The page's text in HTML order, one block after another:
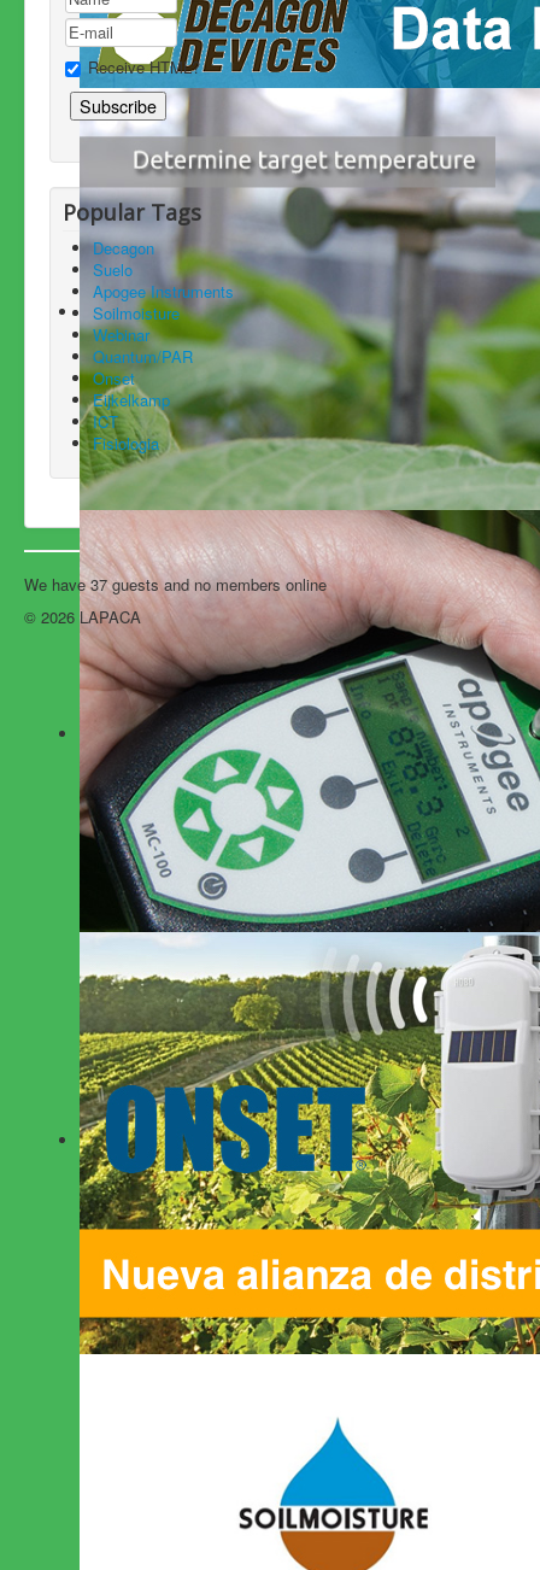
Receive HTML?
Popular Tags
Decagon
Suelo
Apogee Instruments
Soilmoisture
Webinar
Quantum/PAR
Onset
Eijkelkamp
ICT
Fisiologia
We have 37 guests and no members online
Back to Top
© 2026 LAPACA